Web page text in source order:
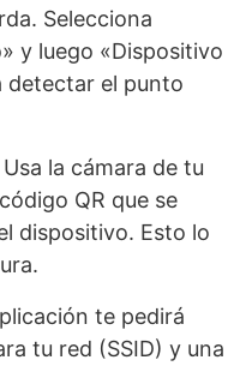
Selecciona
y luego «Dispositivo
detectar el punto
Usa la cámara de tu
QR que se
dispositivo. Esto lo
te pedirá
tu red (SSID) y una